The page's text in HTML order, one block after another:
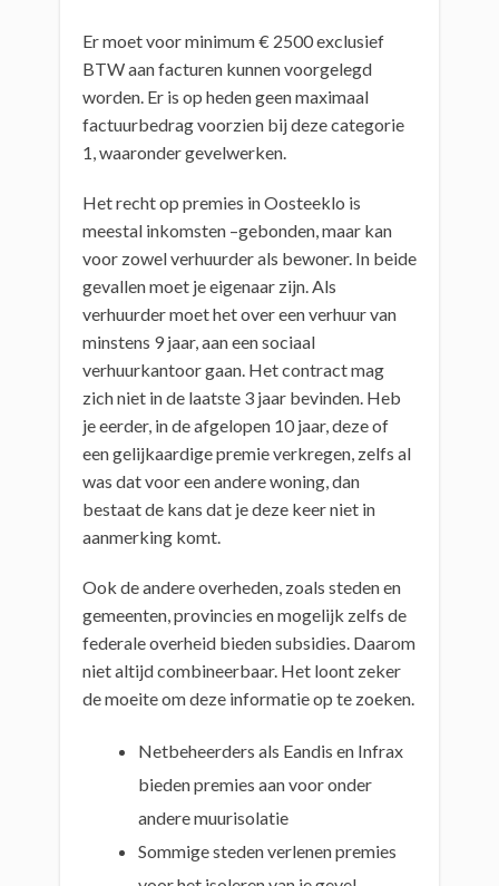
Er moet voor minimum € 2500 exclusief
BTW aan facturen kunnen voorgelegd
worden. Er is op heden geen maximaal
factuurbedrag voorzien bij deze categorie
1, waaronder gevelwerken.
Het recht op premies in Oosteeklo is
meestal inkomsten –gebonden, maar kan
voor zowel verhuurder als bewoner. In beide
gevallen moet je eigenaar zijn. Als
verhuurder moet het over een verhuur van
minstens 9 jaar, aan een sociaal
verhuurkantoor gaan. Het contract mag
zich niet in de laatste 3 jaar bevinden. Heb
je eerder, in de afgelopen 10 jaar, deze of
een gelijkaardige premie verkregen, zelfs al
was dat voor een andere woning, dan
bestaat de kans dat je deze keer niet in
aanmerking komt.
Ook de andere overheden, zoals steden en
gemeenten, provincies en mogelijk zelfs de
federale overheid bieden subsidies. Daarom
niet altijd combineerbaar. Het loont zeker
de moeite om deze informatie op te zoeken.
Netbeheerders als Eandis en Infrax
bieden premies aan voor onder
andere muurisolatie
Sommige steden verlenen premies